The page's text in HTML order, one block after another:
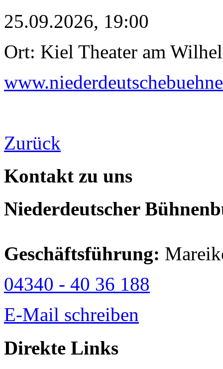
25.09.2026, 19:00
Ort: Kiel Theater am
Zurück
Kontakt zu uns
Niederdeutscher
Geschäftsführung:
04340 - 40 36 188
E-Mail schreiben
Direkte Links